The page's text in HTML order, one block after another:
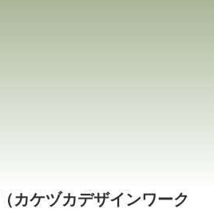
カケヅカデザインワーク